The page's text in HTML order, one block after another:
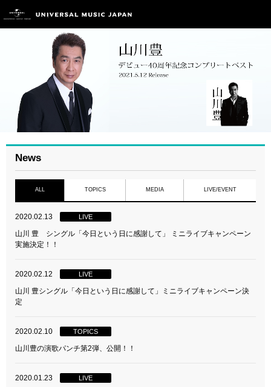
News
ALL TOPICS MEDIA LIVE/EVENT
2020.02.13 LIVE
山川 豊 シングル「今日という日に感謝して」 ミニライブキャンペーン
実施決定！！
2020.02.12 LIVE
山川 豊シングル「今日という日に感謝して」ミニライブキャンペーン決
定
2020.02.10 TOPICS
山川豊の演歌パンチ第2弾、公開！！
2020.01.23 LIVE